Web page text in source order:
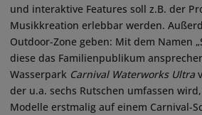
und interaktive Features soll z.B. der
Musikkreation erlebbar werden.
Outdoor-Zone geben: Mit dem Namen
diese das Familienpublikum
Wasserpark Carnival Waterworks Ultra
der u.a. sechs Rutschen umfassen
Modelle erstmalig auf einem Carnival-